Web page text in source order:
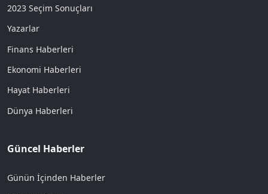
2023 Seçim Sonuçları
Yazarlar
Finans Haberleri
Ekonomi Haberleri
Hayat Haberleri
Dünya Haberleri
Güncel Haberler
Günün İçinden Haberler